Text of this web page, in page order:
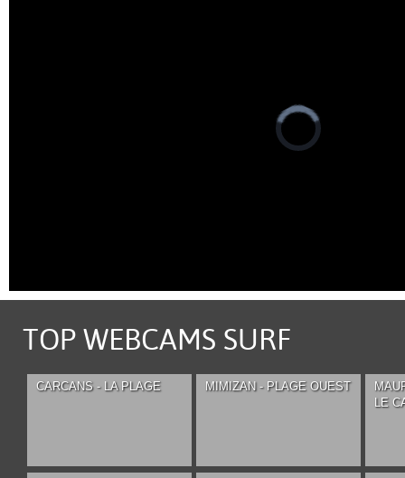
TOP WEBCAMS SURF
CARCANS - LA PLAGE MIMIZAN - PLAGE OUEST
LE